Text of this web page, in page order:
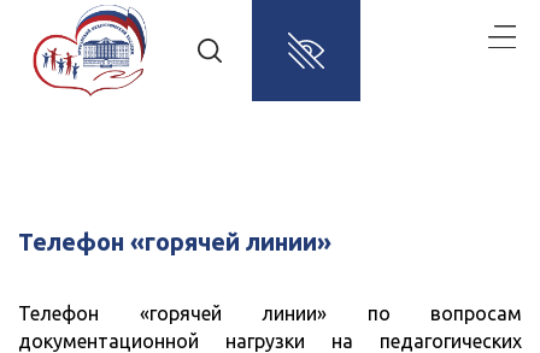
Телефон «горячей линии»
Телефон «горячей линии» по вопросам
документационной нагрузки на педагогических